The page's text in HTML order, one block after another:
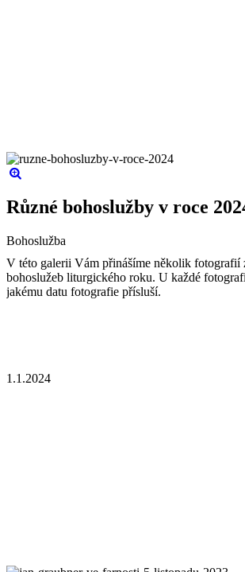
Různé bohoslužby v roce
Bohoslužba
V této galerii Vám přinášíme několik fotografií
bohoslužeb liturgického roku. U každé
jakému datu fotografie přísluší.
1.1.2024